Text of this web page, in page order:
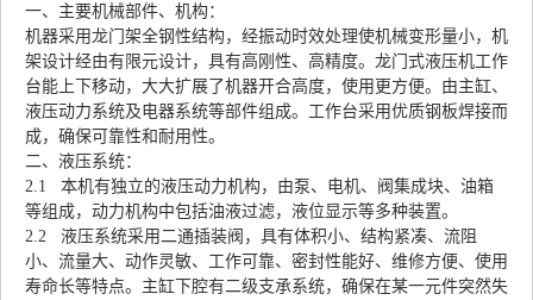
一、主要机械部件、机构：
机器采用龙门架全钢性结构，经振动时效处理使机械变形量小，机
架设计经由有限元设计，具有高刚性、高精度。龙门式液压机工作
台能上下移动，大大扩展了机器开合高度，使用更方便。由主缸、
液压动力系统及电器系统等部件组成。工作台采用优质钢板焊接而
成，确保可靠性和耐用性。
二、液压系统：
2.1 本机有独立的液压动力机构，由泵、电机、阀集成块、油箱
等组成，动力机构中包括油液过滤，液位显示等多种装置。
2.2 液压系统采用二通插装阀，具有体积小、结构紧凑、流阻
小、流量大、动作灵敏、工作可靠、密封性能好、维修方便、使用
寿命长等特点。主缸下腔有二级支承系统，确保在某一元件突然失